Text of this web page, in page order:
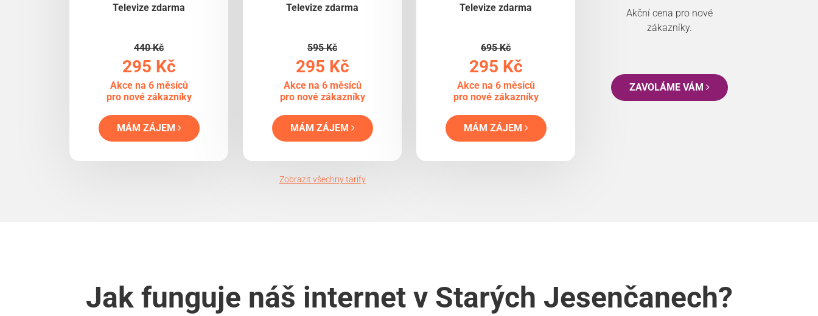
Televize zdarma
440 Kč
295 Kč
Akce na 6 měsíců
pro nové zákazníky
MÁM ZÁJEM
Televize zdarma
595 Kč
295 Kč
Akce na 6 měsíců
pro nové zákazníky
MÁM ZÁJEM
Televize zdarma
695 Kč
295 Kč
Akce na 6 měsíců
pro nové zákazníky
MÁM ZÁJEM
Akční cena pro nové
zákazníky.
ZAVOLÁME VÁM
Zobrazit všechny tarify
Jak funguje náš internet v Starých Jesenčanech?